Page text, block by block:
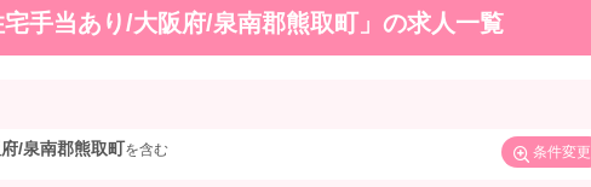
宅手当あり/大阪府/泉南郡熊取町」の求人一覧
/泉南郡熊取町を含む 条件変更